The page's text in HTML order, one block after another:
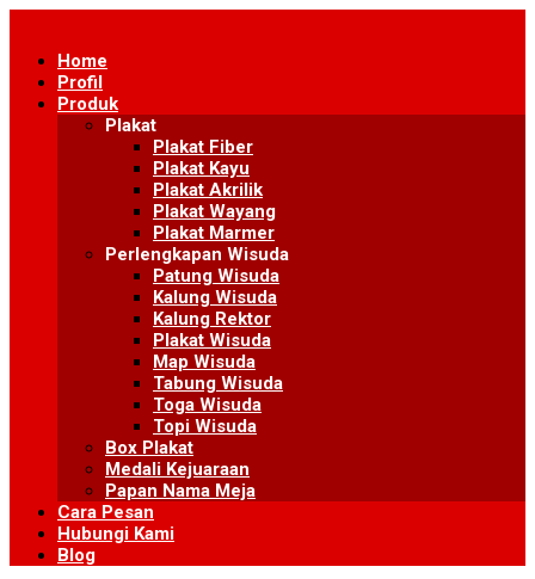
contentHome
Profil
Produk
Plakat
Plakat Fiber
Plakat Kayu
Plakat Akrilik
Plakat Wayang
Plakat Marmer
Perlengkapan Wisuda
Patung Wisuda
Kalung Wisuda
Kalung Rektor
Plakat Wisuda
Map Wisuda
Tabung Wisuda
Toga Wisuda
Topi Wisuda
Box Plakat
Medali Kejuaraan
Papan Nama Meja
Cara Pesan
Hubungi Kami
Blog